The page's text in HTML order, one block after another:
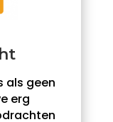
als geen
erg